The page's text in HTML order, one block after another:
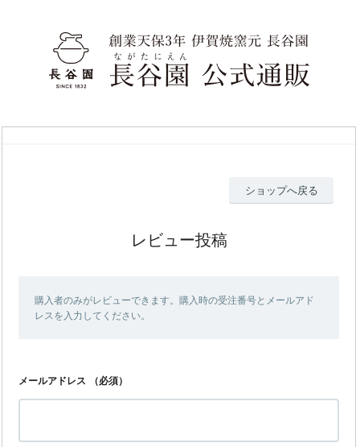
ショップへ戻る
レビュー投稿
購入者のみがレビューできます。購入時の受注番号とメールアド
レスを入力してください。
メールアドレス （必須）